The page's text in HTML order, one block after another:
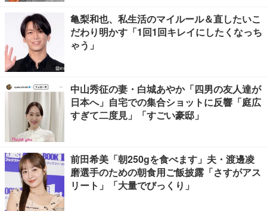
亀梨和也、私生活のマイルール＆直したいこ
だわり明かす「1回1回キレイにしたくなっち
ゃう」
中山秀征の妻・白城あやか「四男の友人達が
日本へ」自宅での集合ショットに反響「庭広
すぎて二度見」「すごい豪邸」
前田希美「朝250gを食べます」夫・渡邊凌
磨選手のための朝食用ご飯披露「さすがアス
リート」「大量でびっくり」